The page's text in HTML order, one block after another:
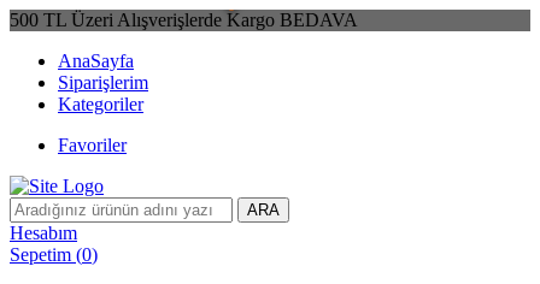
500 TL Üzeri Alışverişlerde Kargo BEDAVA
AnaSayfa
Siparişlerim
Kategoriler
Favoriler
ARA
Hesabım
Sepetim (0)